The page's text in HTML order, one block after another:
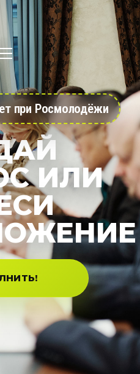
при Росмолодёжи
ИЛИ